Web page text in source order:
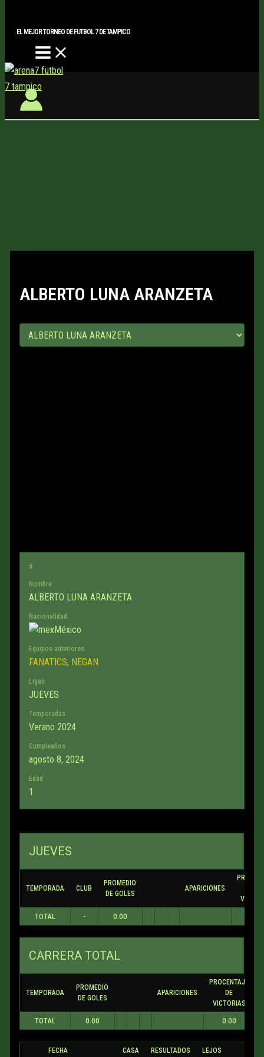
EL MEJOR TORNEO DE FUTBOL 7 DE TAMPICO
ALBERTO LUNA ARANZETA
#
Nombre
ALBERTO LUNA ARANZETA
Nacionalidad
México
Equipos anteriores
FANATICS, NEGAN
Ligas
JUEVES
Temporadas
Verano 2024
Cumpleaños
agosto 8, 2024
Edad
1
JUEVES
TEMPORADA CLUB
PROMEDIO
DE GOLES
APARICIONES
TOTAL - 0.00
CARRERA TOTAL
TEMPORADA
PROMEDIO
DE GOLES
APARICIONES
PROCENTAJE
DE
VICTORIAS
TOTAL 0.00 0.00
FECHA CASA RESULTADOS LEJOS